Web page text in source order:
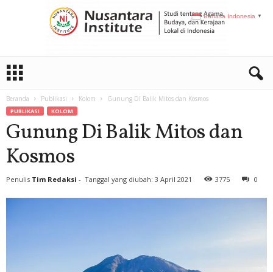
Beranda Publikasi Kolom Gunung Di Balik Mitos dan Kosmos
PUBLIKASI KOLOM
Gunung Di Balik Mitos dan
Kosmos
Penulis Tim Redaksi - Tanggal yang diubah: 3 April 2021 3775 0
Bahasa Indonesia ▼